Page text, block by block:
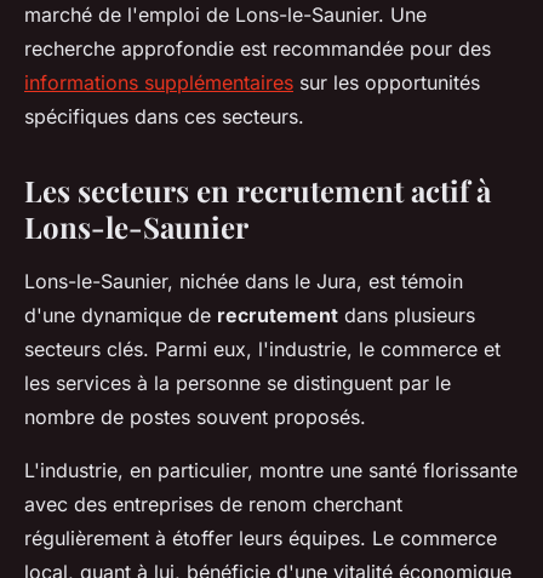
marché de l'emploi de Lons-le-Saunier. Une
recherche approfondie est recommandée pour des
informations supplémentaires sur les opportunités
spécifiques dans ces secteurs.
Les secteurs en recrutement actif à
Lons-le-Saunier
Lons-le-Saunier, nichée dans le Jura, est témoin
d'une dynamique de recrutement dans plusieurs
secteurs clés. Parmi eux, l'industrie, le commerce et
les services à la personne se distinguent par le
nombre de postes souvent proposés.
L'industrie, en particulier, montre une santé florissante
avec des entreprises de renom cherchant
régulièrement à étoffer leurs équipes. Le commerce
local, quant à lui, bénéficie d'une vitalité économique